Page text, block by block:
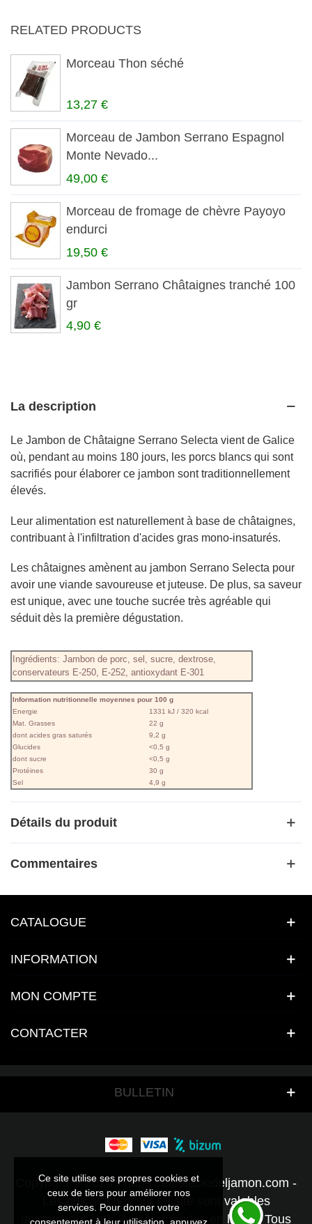
Ce site utilise ses propres cookies et
ceux de tiers pour améliorer nos
services. Pour donner votre
RELATED PRODUCTS
Morceau Thon séché
13,27 €
Morceau de Jambon Serrano Espagnol
Monte Nevado...
49,00 €
Morceau de fromage de chèvre Payoyo
endurci
19,50 €
Jambon Serrano Châtaignes tranché 100
gr
4,90 €
La description
Le Jambon de Châtaigne Serrano Selecta vient de Galice
où, pendant au moins 180 jours, les porcs blancs qui sont
sacrifiés pour élaborer ce jambon sont traditionnellement
élevés.
Leur alimentation est naturellement à base de châtaignes,
contribuant à l'infiltration d'acides gras mono-insaturés.
Les châtaignes amènent au jambon Serrano Selecta pour
avoir une viande savoureuse et juteuse. De plus, sa saveur
est unique, avec une touche sucrée très agréable qui
séduit dès la première dégustation.
Ingrédients: Jambon de porc, sel, sucre, dextrose,
conservateurs E-250, E-252, antioxydant E-301
Information nutritionnelle moyennes pour 100 g
Energie
1331 kJ / 320 kcal
Mat. Grasses
22 g
dont acides gras saturés
9,2 g
Glucides
<0,5 g
dont sucre
<0,5 g
Protéines
30 g
Sel
4,9 g
Détails du produit
Commentaires
CATALOGUE
INFORMATION
MON COMPTE
CONTACTER
Ce site utilise ses propres cookies et
ceux de tiers pour améliorer nos
services. Pour donner votre
BULLETIN
Copyright © 2026 - https://elpalaciodeljamon.com -
Les prix affichés sur ce site sont valables
uniquement pour les commandes en ligne - Tous